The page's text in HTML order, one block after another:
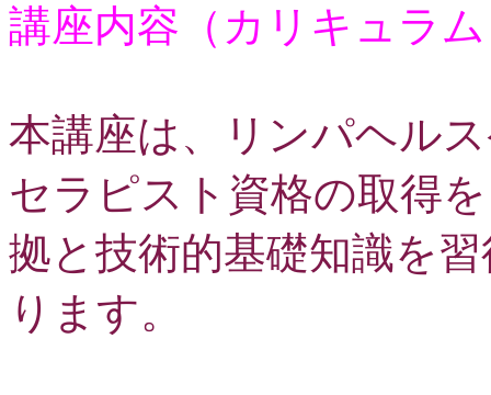
講座内容（カリキュラ
本講座は、リンパヘル
セラピスト資格の取得
拠と技術的基礎知識を
ります。